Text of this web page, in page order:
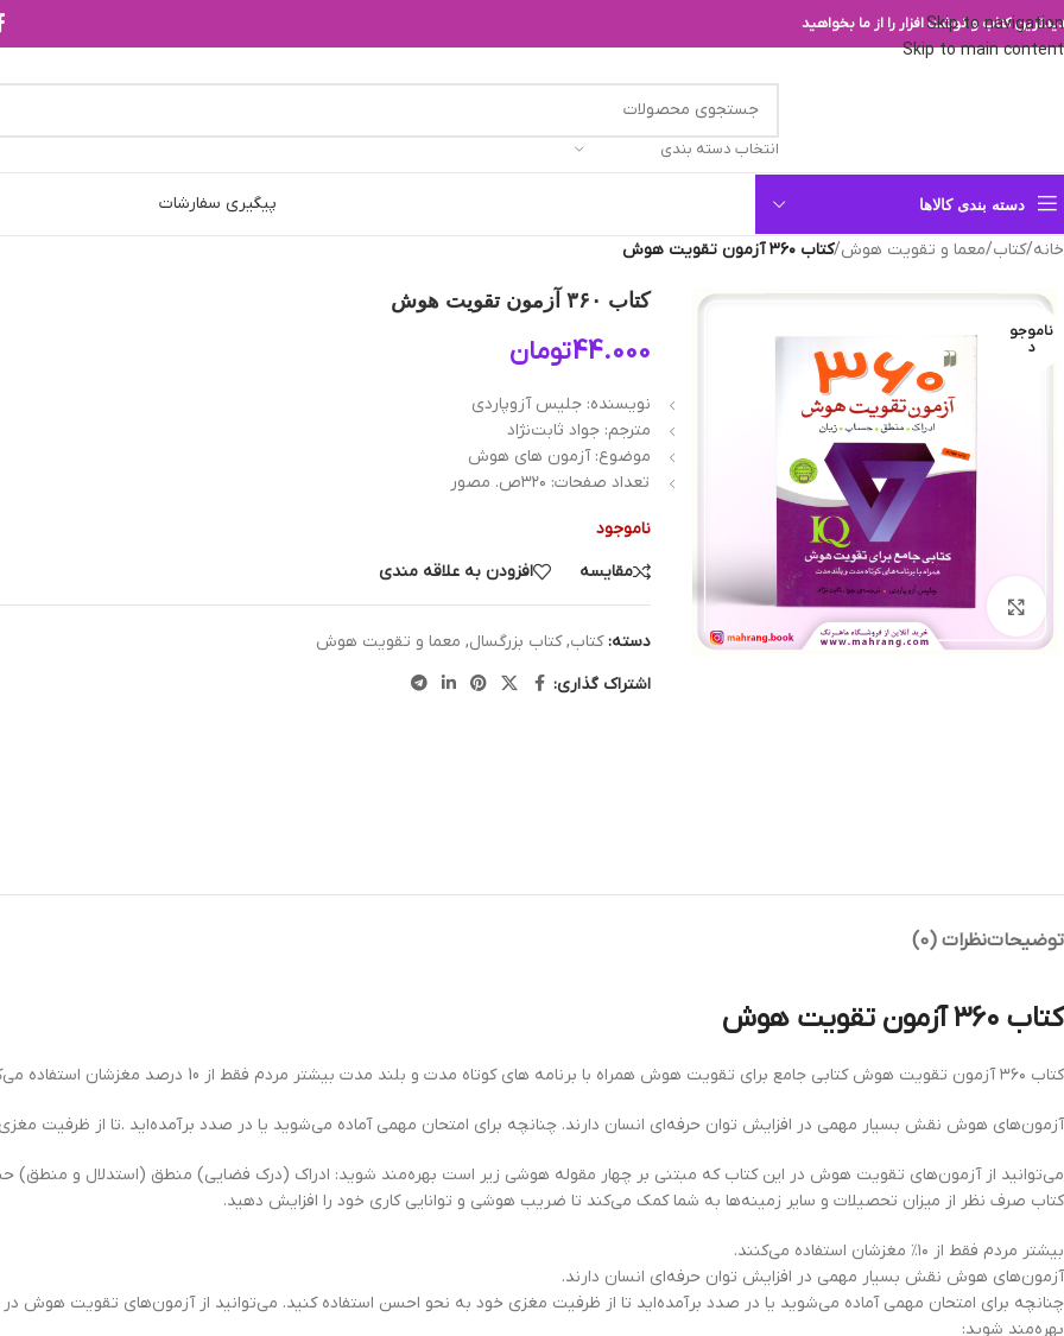
Skip to navigation
Skip to main content
کتاب و نوشت افزار را از ما بخواهید
انتخاب دسته بندی
دسته بندی کالاها پیگیری سفارشات
خانه/کتاب/معما و تقویت هوش/کتاب ۳۶۰ آزمون تقویت هوش
ناموجو
د
بزرگنمایی تصویر
کتاب ۳۶۰ آزمون تقویت هوش
44.000تومان
نویسنده: جلیس آزوپاردی
مترجم: جواد ثابت‌نژاد
موضوع: آزمون های هوش
تعداد صفحات: ۳۲۰ص. مصور
ناموجود
مقایسه
افزودن به علاقه مندی
دسته: کتاب, کتاب بزرگسال, معما و تقویت هوش
اشتراک گذاری:
توضیحاتنظرات (0)
کتاب ۳۶۰ آزمون تقویت هوش
کتاب ۳۶۰ آزمون تقویت هوش کتابی جامع برای تقویت هوش همراه با برنامه های کوتاه مدت و بلند مدت بیشتر مردم فقط از 10 درصد مغزشان استفاده می‌کنند.
آزمون‌های هوش نقش بسیار مهمی در افزایش توان حرفه‌ای انسان دارند. چنانچه برای امتحان مهمی آماده می‌شوید یا در صدد برآمده‌اید .تا از ظرفیت
می‌توانید از آزمون‌های تقویت هوش در این کتاب که مبتنی بر چهار مقوله هوشی زیر است بهره‌مند شوید: ادراک (درک فضایی) منطق (استدلال و منطق)
کتاب صرف نظر از میزان تحصیلات و سایر زمینه‌ها به شما کمک می‌کند تا ضریب هوشی و توانایی کاری خود را افزایش دهید.
بیشتر مردم فقط از ۱۰٪ مغزشان استفاده می‌کنند.
آزمون‌های هوش نقش بسیار مهمی در افزایش توان حرفه‌ای انسان دارند.
چنانچه برای امتحان مهمی آماده می‌شوید یا در صدد برآمده‌اید تا از ظرفیت مغزی خود به نحو احسن استفاده کنید. می‌توانید از آزمون‌های تقویت هوش
بهره‌مند شوید: